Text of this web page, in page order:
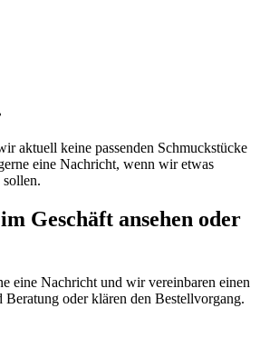
aktuell keine passenden Schmuckstücke
eine Nachricht, wenn wir etwas
sollen.
Geschäft ansehen oder
eine Nachricht und wir vereinbaren einen
oder klären den Bestellvorgang.